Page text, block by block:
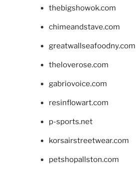
thebigshowok.com
chimeandstave.com
greatwallseafoodny.com
theloverose.com
gabriovoice.com
resinflowart.com
p-sports.net
korsairstreetwear.com
petshopallston.com